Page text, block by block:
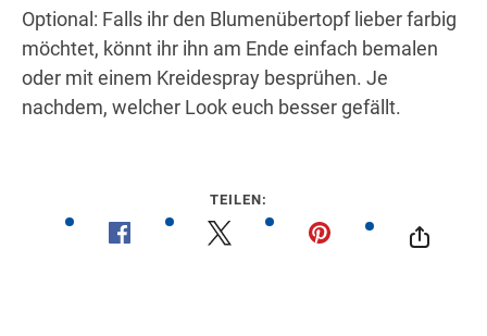
Optional: Falls ihr den Blumenübertopf lieber farbig
möchtet, könnt ihr ihn am Ende einfach bemalen
oder mit einem Kreidespray besprühen. Je
nachdem, welcher Look euch besser gefällt.
TEILEN: